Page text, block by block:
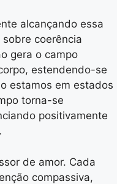
alcançando essa
coerência
gera o campo
estendendo-se
estamos em estados
torna-se
positivamente
de amor. Cada
compassiva,